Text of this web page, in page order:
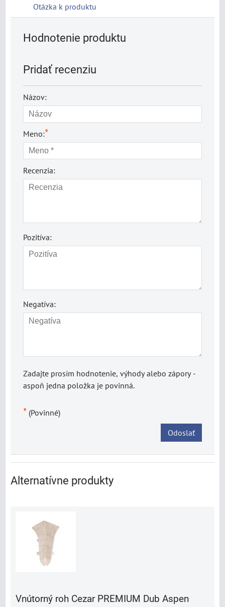
Otázka k produktu
Hodnotenie produktu
Pridať recenziu
Názov:
Meno:*
Recenzia:
Pozitíva:
Negatíva:
Zadajte prosím hodnotenie, výhody alebo zápory -
aspoň jedna položka je povinná.
* (Povinné)
Odoslať
Alternatívne produkty
Vnútorný roh Cezar PREMIUM Dub Aspen